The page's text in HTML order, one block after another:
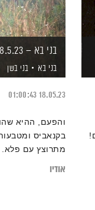
בני בא – 18.5.23
בני בא בני בשן
18.05.23
01:00:43
והפעם, ההיא
בקנאביס
מתרוצץ עם פלא.
אודיו